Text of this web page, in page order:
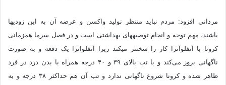
مردانی افزود: مردم نباید منتظر تولید واکسن و عرضه آن به این زودی‎ها
باشند، مهم توجه و انجام توصیه‎های بهداشتی است و در فصل سرما همزمانی
کرونا با آنفلوآنزا کار را سخت‎تر می‎کند زیرا آنفلوانزا یک دفعه و به صورت
ناگهانی بروز می‌کند و با تب بالای ۳۹ و ۴۰ درجه همراه با بدن درد در فرد
ظاهر شده و کرونا شروع ناگهانی ندارد و تب آن هم حداکثر ۳۸ درجه و به